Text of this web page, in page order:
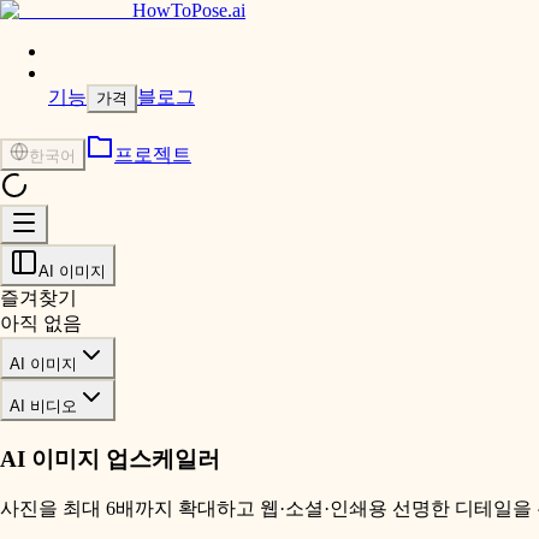
HowToPose.ai
기능 가격 블로그
한국어 프로젝트
AI 이미지
즐겨찾기
아직 없음
AI 이미지
AI 비디오
AI 이미지 업스케일러
사진을 최대 6배까지 확대하고 웹·소셜·인쇄용 선명한 디테일을